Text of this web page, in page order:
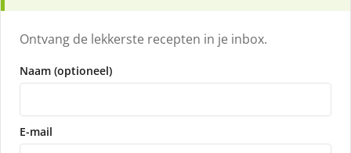
Ontvang de lekkerste recepten in je inbox.
Naam (optioneel)
E-mail